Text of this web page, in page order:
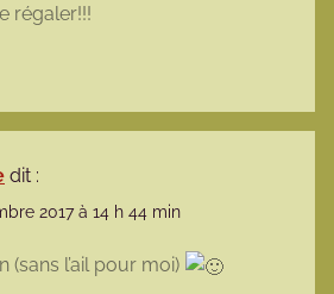
régaler!!!
dit :
2017 à 14 h 44 min
(sans l’ail pour moi)